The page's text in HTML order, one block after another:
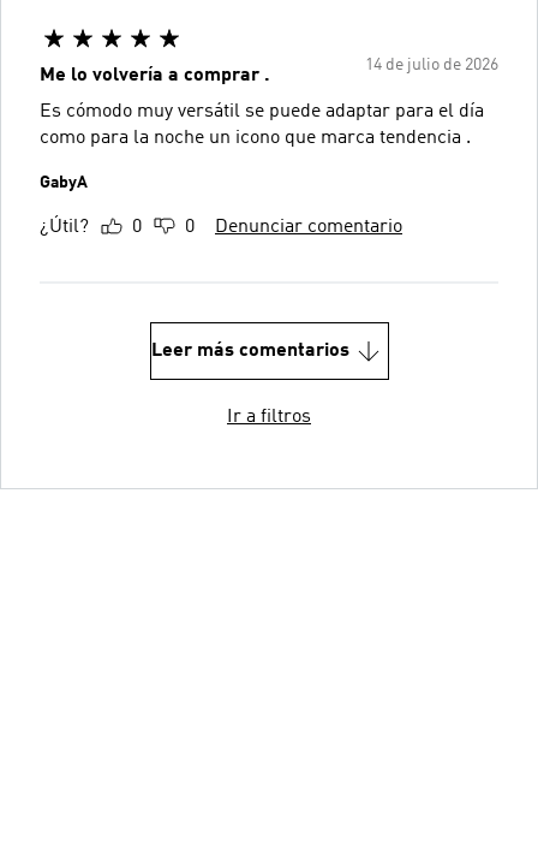
14 de julio de 2026
Me lo volvería a comprar .
Es cómodo muy versátil se puede adaptar para el día
como para la noche un icono que marca tendencia .
GabyA
¿Útil? 0 0 Denunciar comentario
Leer más comentarios
Ir a filtros